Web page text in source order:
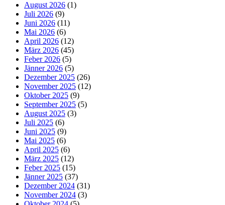
August 2026 (1)
Juli 2026 (9)
Juni 2026 (11)
Mai 2026 (6)
April 2026 (12)
März 2026 (45)
Feber 2026 (5)
Jänner 2026 (5)
Dezember 2025 (26)
November 2025 (12)
Oktober 2025 (9)
September 2025 (5)
August 2025 (3)
Juli 2025 (6)
Juni 2025 (9)
Mai 2025 (6)
April 2025 (6)
März 2025 (12)
Feber 2025 (15)
Jänner 2025 (37)
Dezember 2024 (31)
November 2024 (3)